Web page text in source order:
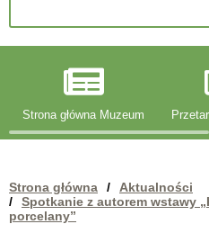
Strona główna Muzeum
Strona główna /
Aktualności
/
Spotkanie z autorem wstawy
porcelany”